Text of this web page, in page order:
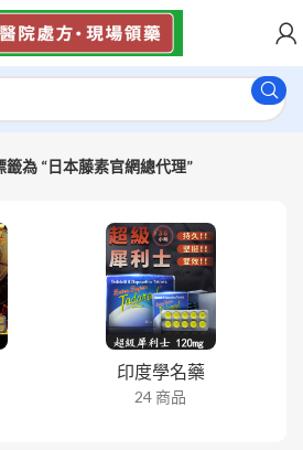
籤為 “日本藤素官網總代理”
印度學名藥
24 商品